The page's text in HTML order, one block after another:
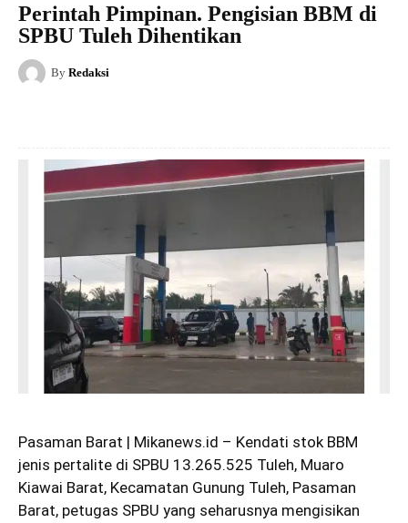
Perintah Pimpinan. Pengisian BBM di
SPBU Tuleh Dihentikan
By Redaksi
Pasaman Barat | Mikanews.id – Kendati stok BBM
jenis pertalite di SPBU 13.265.525 Tuleh, Muaro
Kiawai Barat, Kecamatan Gunung Tuleh, Pasaman
Barat, petugas SPBU yang seharusnya mengisikan